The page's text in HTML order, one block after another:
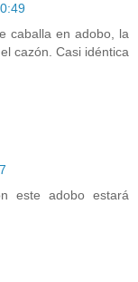
caballa en adobo, la
cazón. Casi idéntica
este adobo estará